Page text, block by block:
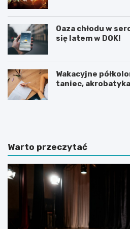
Oaza chłodu w
się latem w DOK!
Wakacyjne
taniec,
P
d
y
p
l
T
s
B
r
i
Warto przeczytać